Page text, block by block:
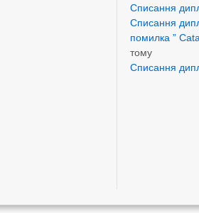
Списання
Списання
помилка ”
тому
Списання